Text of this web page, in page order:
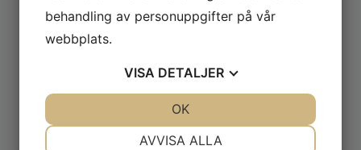
behandling av personuppgifter på vår
webbplats.
VISA DETALJER
AVVISA ALLA
OK